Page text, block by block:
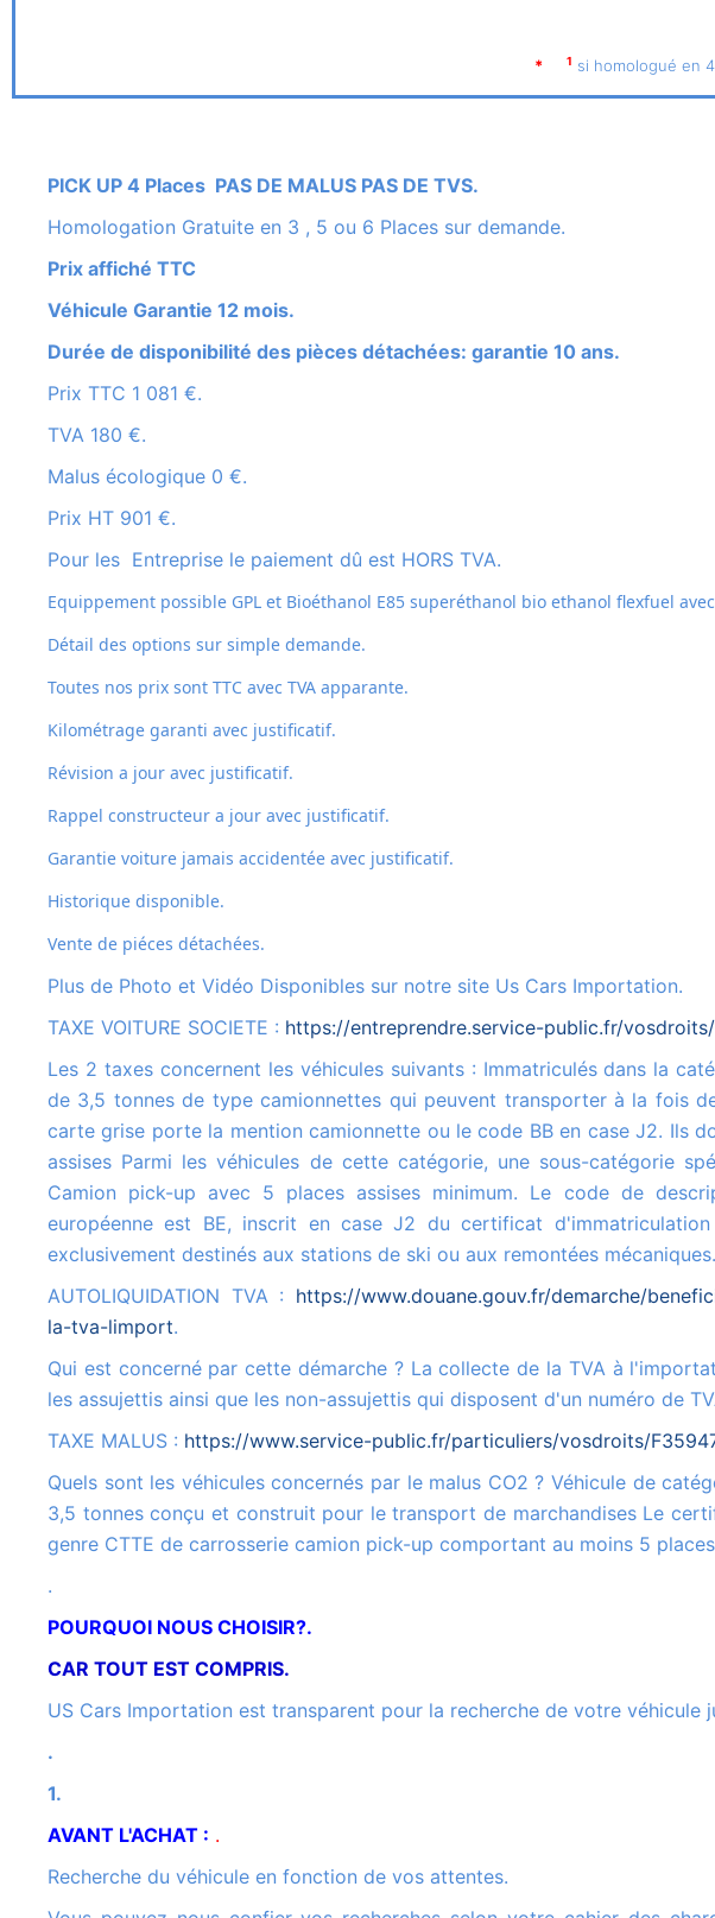
* 1 si homologué en
PICK UP 4 Places PAS DE MALUS PAS DE TVS.
Homologation Gratuite en 3 , 5 ou 6 Places sur demande.
Prix affiché TTC
Véhicule Garantie 12 mois.
Durée de disponibilité des pièces détachées: garantie 10 ans.
Prix TTC 1 081 €.
TVA 180 €.
Malus écologique 0 €.
Prix HT 901 €.
Pour les Entreprise le paiement dû est HORS TVA.
Equippement possible GPL et Bioéthanol E85 superéthanol bio ethanol flexfuel
Détail des options sur simple demande.
Toutes nos prix sont TTC avec TVA apparante.
Kilométrage garanti avec justificatif.
Révision a jour avec justificatif.
Rappel constructeur a jour avec justificatif.
Garantie voiture jamais accidentée avec justificatif.
Historique disponible.
Vente de piéces détachées.
Plus de Photo et Vidéo Disponibles sur notre site Us Cars Importation.
TAXE VOITURE SOCIETE : https://entreprendre.service-public.fr/
Les 2 taxes concernent les véhicules suivants : Immatriculés dans la catégorie N1, c'est-à-dire les véhicules de moins
de 3,5 tonnes de type camionnettes qui peuvent transporter à la fois
carte grise porte la mention camionnette ou le code BB en case J2. Ils
assises Parmi les véhicules de cette catégorie, une sous-catégorie
Camion pick-up avec 5 places assises minimum. Le code de
européenne est BE, inscrit en case J2 du certificat
exclusivement destinés aux stations de ski ou aux remontées mécaniques.
AUTOLIQUIDATION TVA : https://www.douane.gouv.fr/demarche/
la-tva-limport.
Qui est concerné par cette démarche ? La collecte de la TVA à l'importation sur la déclaration de TVA concerne tous
les assujettis ainsi que les non-assujettis qui disposent d'un numéro de
TAXE MALUS : https://www.service-public.fr/particuliers/vosdroits/
Quels sont les véhicules concernés par le malus CO2 ? Véhicule de catégorie N1 : Véhicule utilitaire léger de moins de
3,5 tonnes conçu et construit pour le transport de marchandises Le
genre CTTE de carrosserie camion pick-up comportant au moins 5
.
POURQUOI NOUS CHOISIR?.
CAR TOUT EST COMPRIS.
US Cars Importation est transparent pour la recherche de votre
.
1.
AVANT L'ACHAT : .
Recherche du véhicule en fonction de vos attentes.